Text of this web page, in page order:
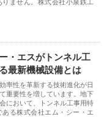
ません。株式会社小泉鉄工
・エスがトンネル工
最新機械設備とは
率性を革新する技術進化が日
重要性を増しています。地下
において、トンネル工事用特
る株式会社エム・シー・エ